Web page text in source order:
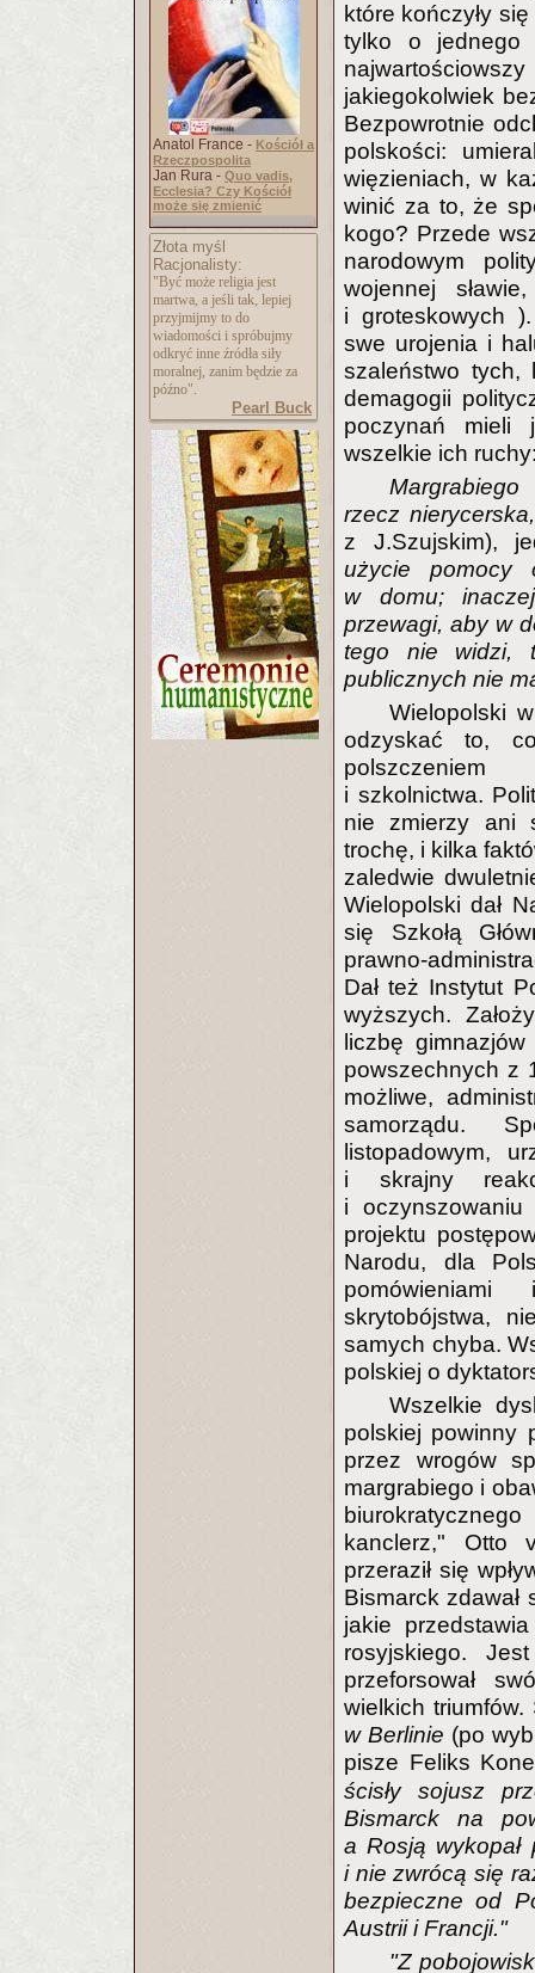
Anatol France - Kościół a
Rzeczpospolita
Jan Rura - Quo vadis,
Ecclesia? Czy Kościół
może się zmienić
Złota myśl
Racjonalisty:
"Być może religia jest
martwa, a jeśli tak, lepiej
przyjmijmy to do
wiadomości i spróbujmy
odkryć inne źródła siły
moralnej, zanim będzie za
późno".
Pearl Buck
które kończyły
tylko o jednego
jakiegokolwiek
Bezpowrotnie
polskości:
więzieniach, w
winić za to, że
kogo? Przede
narodowym
wojennej
i groteskowych
swe urojenia i
szaleństwo tych,
demagogii
poczynań mieli
wszelkie ich
rzecz
z J.Szujskim),
użycie pomocy
w domu;
przewagi, aby w
tego nie widzi,
publicznych nie
Wielopolski
odzyskać to,
polszczeniem
i szkolnictwa.
nie zmierzy ani
trochę, i kilka
zaledwie
Wielopolski dał
się Szkołą
prawno-
Dał też Instytut
wyższych.
liczbę
powszechnych z
możliwe,
samorządu.
listopadowym,
i skrajny
i
projektu
Narodu, dla
skrytobójstwa,
samych chyba.
polskiej o
Wszelkie
polskiej powinny
przez wrogów
margrabiego i
kanclerz," Otto
przeraził się
Bismarck
jakie
rosyjskiego.
przeforsował
wielkich
w Berlinie (po
pisze Feliks
ścisły sojusz
Bismarck na
a Rosją
i nie zwrócą się
bezpieczne od
Austrii i Francji."
"Z